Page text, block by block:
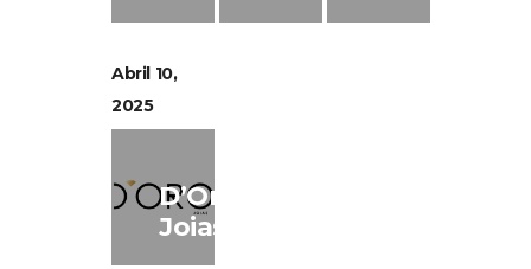
Abril 10,
2025
D’Oro
Joias